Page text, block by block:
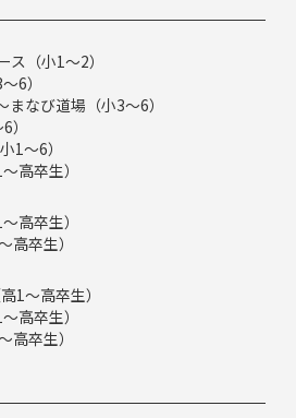
（小1～2）
6）
なび道場（小3～6）
1～6）
高卒生）
高卒生）
卒生）
1～高卒生）
高卒生）
卒生）